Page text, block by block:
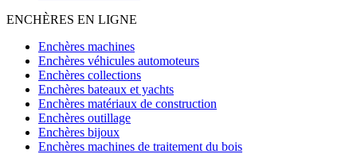
ENCHÈRES EN LIGNE
Enchères machines
Enchères véhicules automoteurs
Enchères collections
Enchères bateaux et yachts
Enchères matériaux de construction
Enchères outillage
Enchères bijoux
Enchères machines de traitement du bois